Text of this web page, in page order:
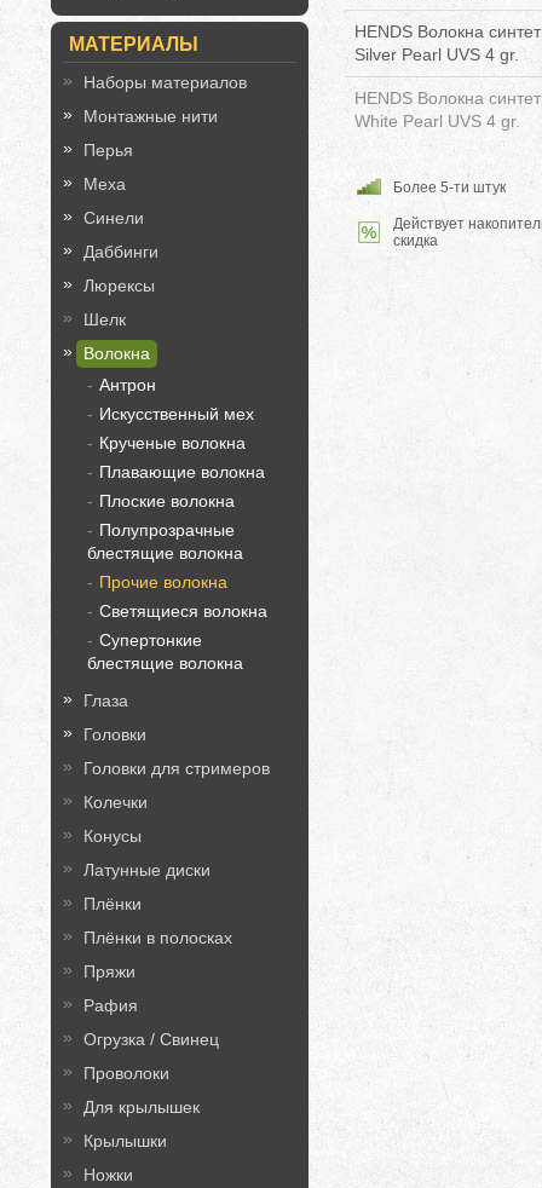
МАТЕРИАЛЫ
Наборы материалов
Монтажные нити
Перья
Меха
Синели
Даббинги
Люрексы
Шелк
Волокна
Антрон
Искусственный мех
Крученые волокна
Плавающие волокна
Плоские волокна
Полупрозрачные
блестящие волокна
Прочие волокна
Светящиеся волокна
Супертонкие
блестящие волокна
Глаза
Головки
Головки для стримеров
Колечки
Конусы
Латунные диски
Плёнки
Плёнки в полосках
Пряжи
Рафия
Огрузка / Свинец
Проволоки
Для крылышек
Крылышки
Ножки
HENDS Волокна
Silver Pearl UVS 4 gr.
HENDS Волокна
White Pearl UVS 4 gr.
Более 5-ти штук
Действует
скидка